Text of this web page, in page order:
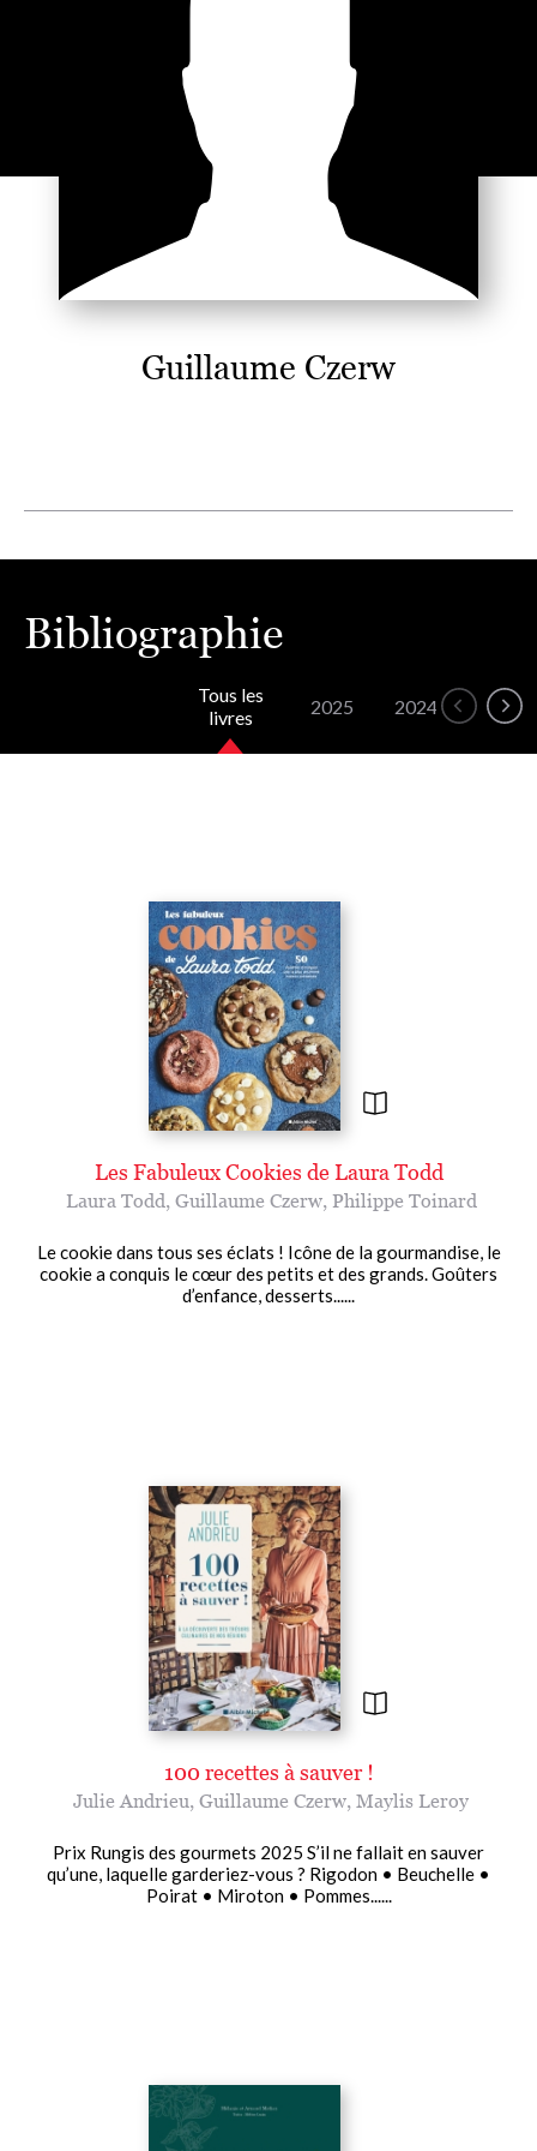
Guillaume Czerw
Bibliographie
Tous les
livres
2025 2024 2020
Les Fabuleux Cookies de Laura Todd
Laura Todd, Guillaume Czerw, Philippe Toinard
Le cookie dans tous ses éclats ! Icône de la gourmandise, le
cookie a conquis le cœur des petits et des grands. Goûters
d’enfance, desserts......
100 recettes à sauver !
Julie Andrieu, Guillaume Czerw, Maylis Leroy
Prix Rungis des gourmets 2025 S’il ne fallait en sauver
qu’une, laquelle garderiez-vous ? Rigodon • Beuchelle •
Poirat • Miroton • Pommes......